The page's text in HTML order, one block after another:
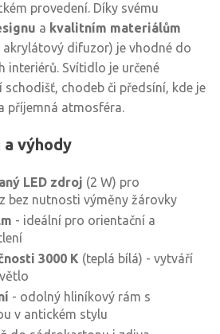
provedení. Díky svému
a kvalitním materiálům
difuzor) je vhodné do
interiérů. Svítidlo je určené
schodišť, chodeb či předsíní, kde je
příjemná atmosféra.
výhody
LED zdroj (2 W) pro
bez nutnosti výměny žárovky
- ideální pro orientační a
3000 K (teplá bílá) - vytváří
- odolný hliníkový rám s
v antickém stylu